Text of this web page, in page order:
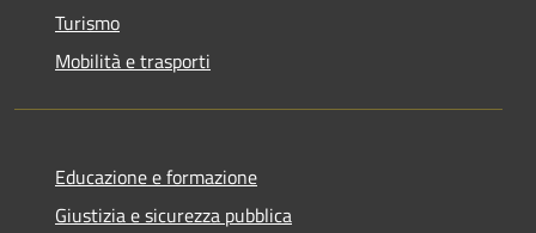
Turismo
Mobilità e trasporti
Educazione e formazione
Giustizia e sicurezza pubblica